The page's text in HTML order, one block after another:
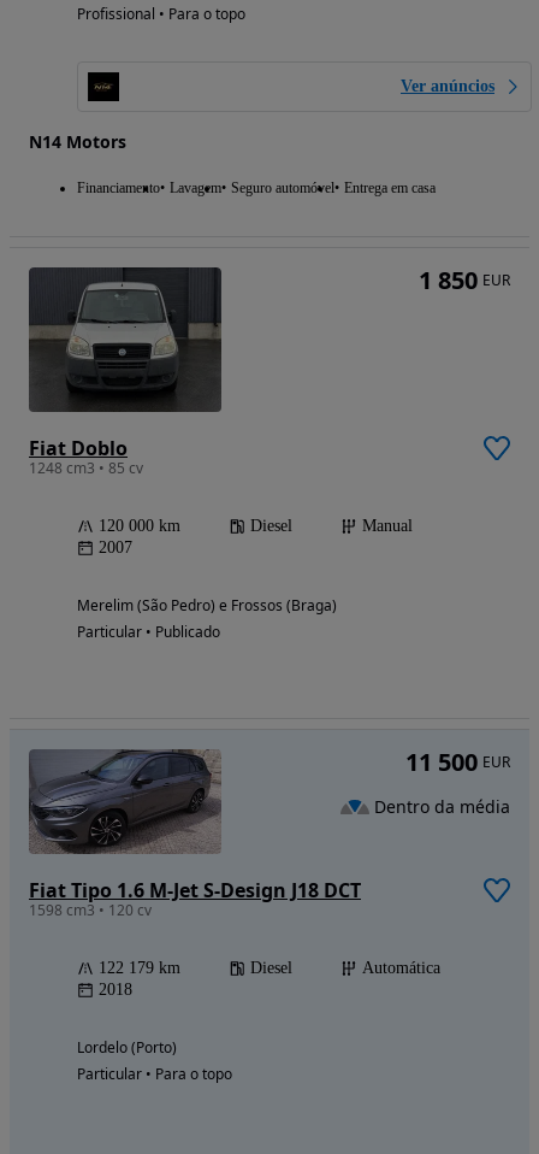
Profissional • Para o topo
Ver anúncios
N14 Motors
Financiamento Lavagem Seguro automóvel Entrega em casa
Fiat Doblo
1248 cm3 • 85 cv
120 000 km Diesel
Manual
2007
Merelim (São Pedro) e Frossos (Braga)
Particular • Publicado
1 850 EUR
Fiat Tipo 1.6 M-Jet S-Design J18 DCT
1598 cm3 • 120 cv
122 179 km Diesel
Automática
2018
Lordelo (Porto)
Particular • Para o topo
11 500 EUR
Dentro da média